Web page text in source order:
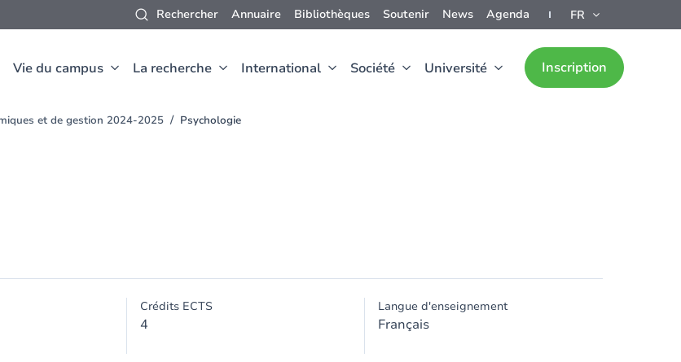
Rechercher Annuaire Bibliothèques Soutenir News Agenda FR
Vie du campus La recherche International Société Université Inscription
et de gestion 2024-2025 Psychologie
Crédits ECTS
4
Langue d'enseignement
Français